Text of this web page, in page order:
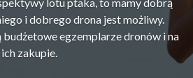
i dobrego drona jest możliwy.
egzemplarze dronów i na
zakupie.